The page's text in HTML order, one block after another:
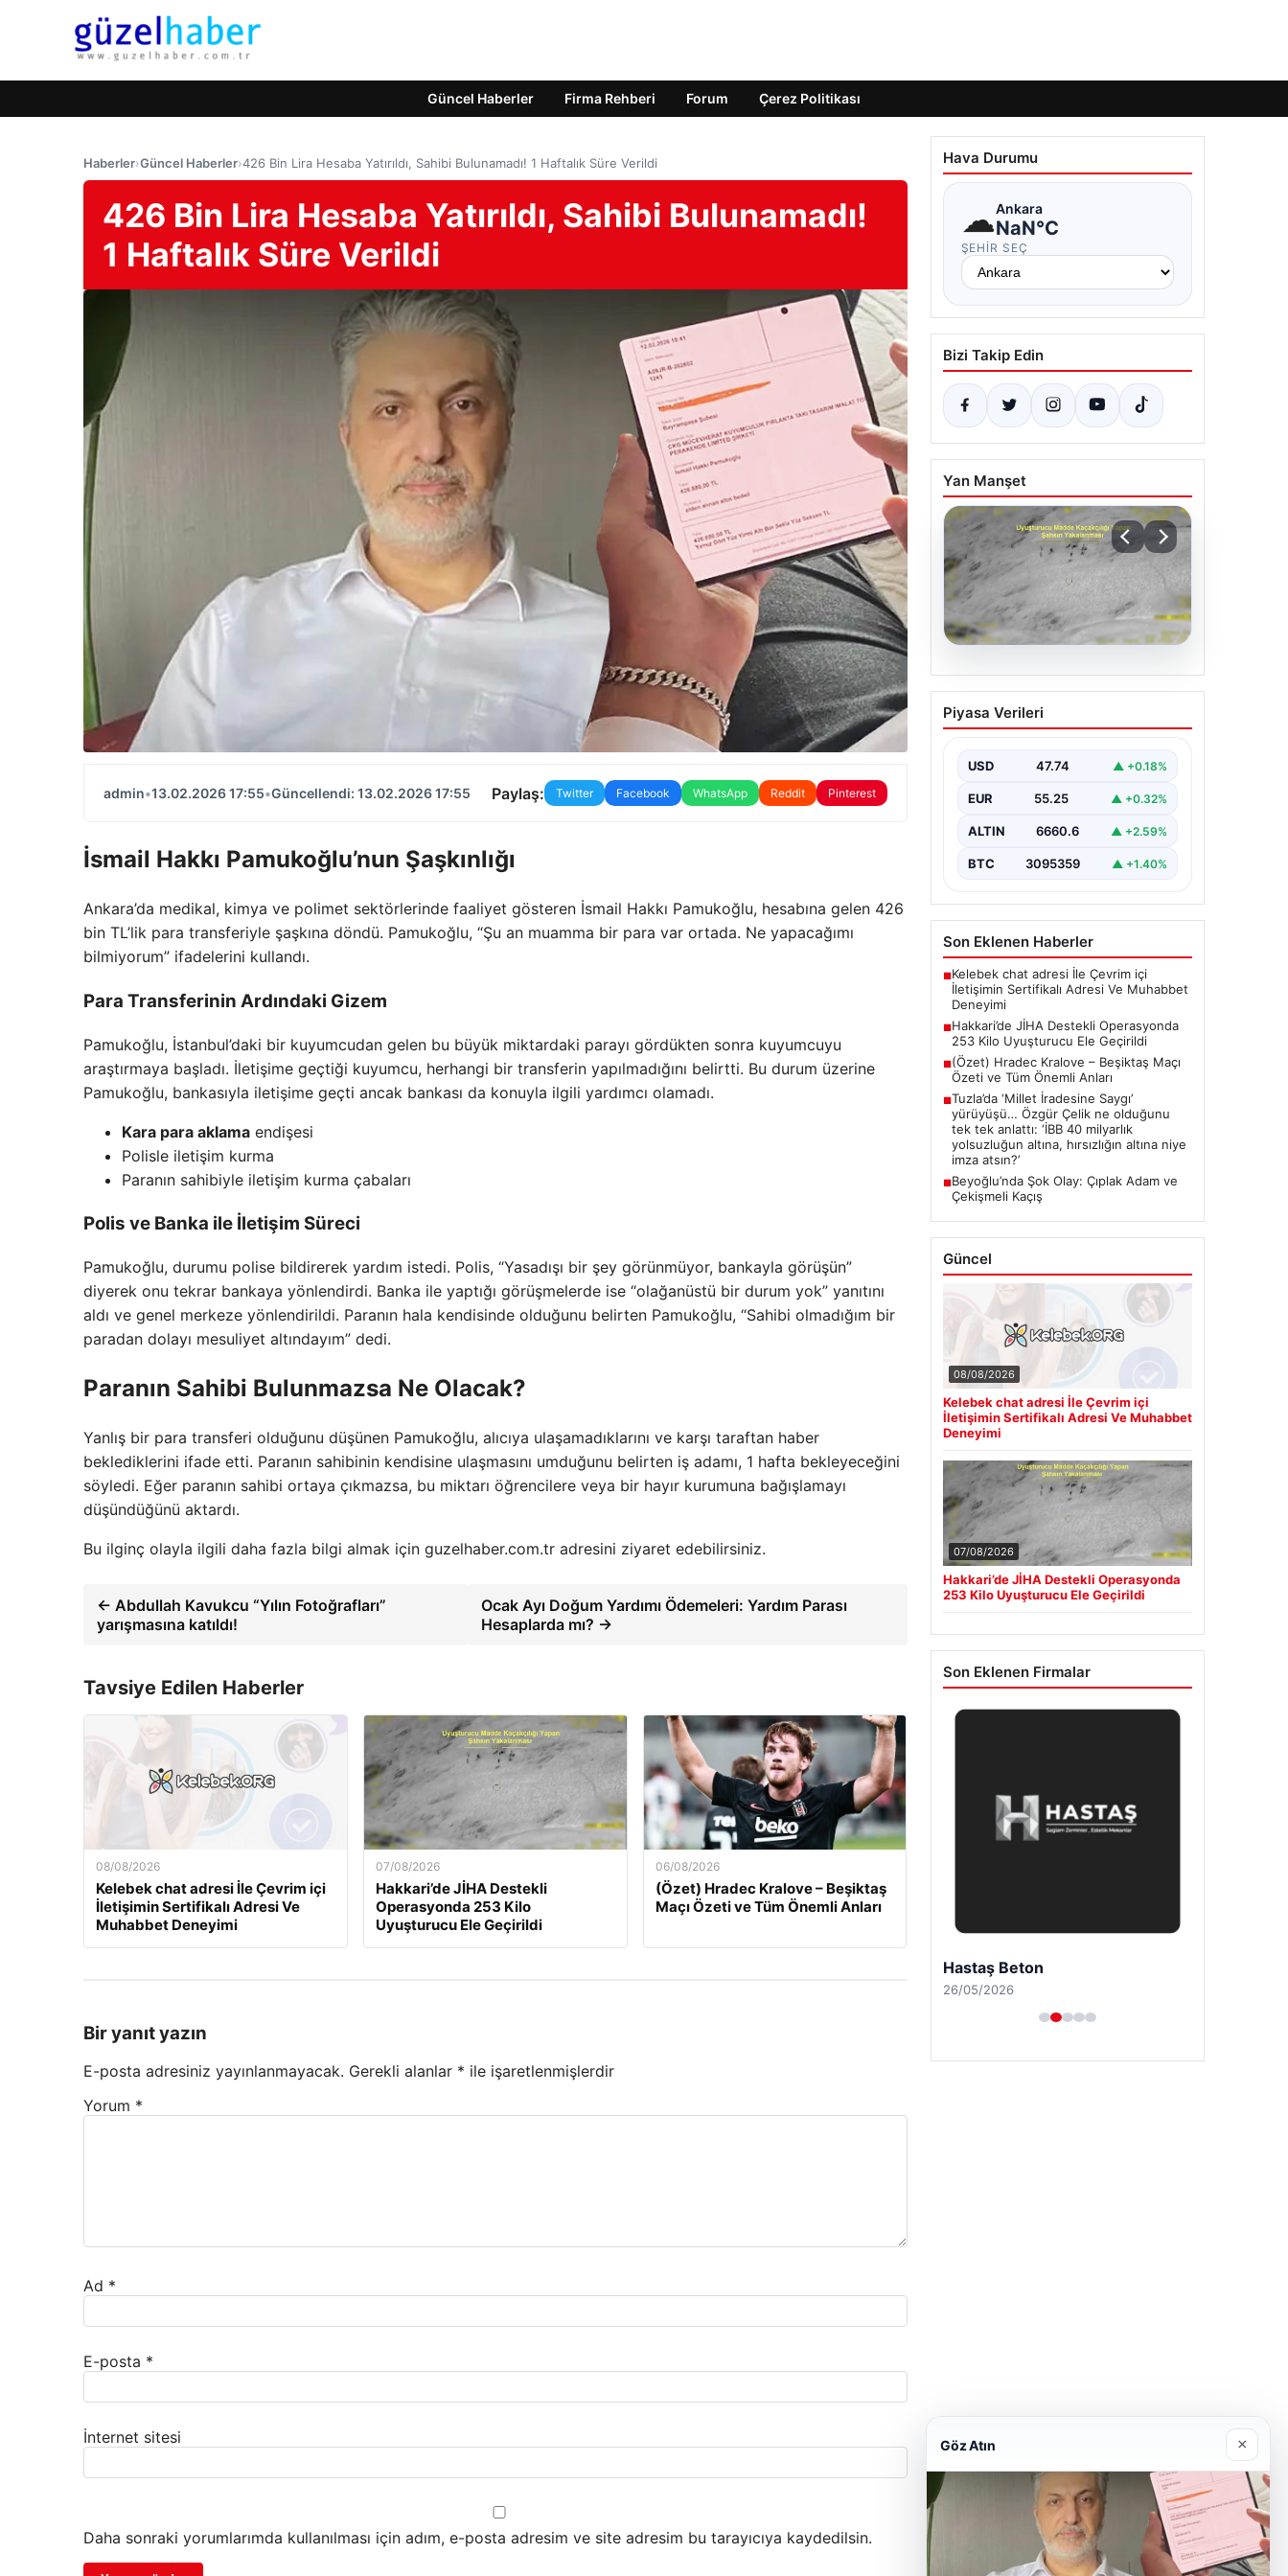
Güncel Haberler Firma Rehberi Forum Çerez Politikası
Haberler›Güncel Haberler›426 Bin Lira Hesaba Yatırıldı, Sahibi Bulunamadı! 1 Haftalık Süre Verildi
426 Bin Lira Hesaba Yatırıldı, Sahibi Bulunamadı!
1 Haftalık Süre Verildi
admin•13.02.2026 17:55•Güncellendi: 13.02.2026 17:55 Paylaş: Twitter Facebook WhatsApp Reddit Pinterest
İsmail Hakkı Pamukoğlu’nun Şaşkınlığı
Ankara’da medikal, kimya ve polimet sektörlerinde faaliyet gösteren İsmail Hakkı Pamukoğlu, hesabına gelen 426
bin TL’lik para transferiyle şaşkına döndü. Pamukoğlu, “Şu an muamma bir para var ortada. Ne yapacağımı
bilmiyorum” ifadelerini kullandı.
Para Transferinin Ardındaki Gizem
Pamukoğlu, İstanbul’daki bir kuyumcudan gelen bu büyük miktardaki parayı gördükten sonra kuyumcuyu
araştırmaya başladı. İletişime geçtiği kuyumcu, herhangi bir transferin yapılmadığını belirtti. Bu durum üzerine
Pamukoğlu, bankasıyla iletişime geçti ancak bankası da konuyla ilgili yardımcı olamadı.
Kara para aklama endişesi
Polisle iletişim kurma
Paranın sahibiyle iletişim kurma çabaları
Polis ve Banka ile İletişim Süreci
Pamukoğlu, durumu polise bildirerek yardım istedi. Polis, “Yasadışı bir şey görünmüyor, bankayla görüşün”
diyerek onu tekrar bankaya yönlendirdi. Banka ile yaptığı görüşmelerde ise “olağanüstü bir durum yok” yanıtını
aldı ve genel merkeze yönlendirildi. Paranın hala kendisinde olduğunu belirten Pamukoğlu, “Sahibi olmadığım bir
paradan dolayı mesuliyet altındayım” dedi.
Paranın Sahibi Bulunmazsa Ne Olacak?
Yanlış bir para transferi olduğunu düşünen Pamukoğlu, alıcıya ulaşamadıklarını ve karşı taraftan haber
beklediklerini ifade etti. Paranın sahibinin kendisine ulaşmasını umduğunu belirten iş adamı, 1 hafta bekleyeceğini
söyledi. Eğer paranın sahibi ortaya çıkmazsa, bu miktarı öğrencilere veya bir hayır kurumuna bağışlamayı
düşündüğünü aktardı.
Bu ilginç olayla ilgili daha fazla bilgi almak için guzelhaber.com.tr adresini ziyaret edebilirsiniz.
← Abdullah Kavukcu “Yılın Fotoğrafları”
yarışmasına katıldı!
Ocak Ayı Doğum Yardımı Ödemeleri: Yardım Parası
Hesaplarda mı? →
Tavsiye Edilen Haberler
08/08/2026
Kelebek chat adresi İle Çevrim içi
İletişimin Sertifikalı Adresi Ve
Muhabbet Deneyimi
07/08/2026
Hakkari’de JİHA Destekli
Operasyonda 253 Kilo
Uyuşturucu Ele Geçirildi
06/08/2026
(Özet) Hradec Kralove – Beşiktaş
Maçı Özeti ve Tüm Önemli Anları
Bir yanıt yazın
E-posta adresiniz yayınlanmayacak. Gerekli alanlar * ile işaretlenmişlerdir
Yorum *
Ad *
E-posta *
İnternet sitesi
Daha sonraki yorumlarımda kullanılması için adım, e-posta adresim ve site adresim bu tarayıcıya kaydedilsin.
Hava Durumu
☁Ankara
NaN°C
ŞEHIR SEÇ
Bizi Takip Edin
Yan Manşet
06.08.2026
(Özet) Hradec Kralove –
Beşiktaş Maçı Özeti ve
Piyasa Verileri
USD 47.74 ▲ +0.18%
EUR 55.25 ▲ +0.32%
ALTIN 6660.6 ▲ +2.59%
BTC 3095359 ▲ +1.40%
Son Eklenen Haberler
■Kelebek chat adresi İle Çevrim içi
İletişimin Sertifikalı Adresi Ve Muhabbet
Deneyimi
■Hakkari’de JİHA Destekli Operasyonda
253 Kilo Uyuşturucu Ele Geçirildi
■(Özet) Hradec Kralove – Beşiktaş Maçı
Özeti ve Tüm Önemli Anları
■Tuzla’da ‘Millet İradesine Saygı’
yürüyüşü… Özgür Çelik ne olduğunu
tek tek anlattı: ‘İBB 40 milyarlık
yolsuzluğun altına, hırsızlığın altına niye
imza atsın?’
■Beyoğlu’nda Şok Olay: Çıplak Adam ve
Çekişmeli Kaçış
Güncel
08/08/2026
Kelebek chat adresi İle Çevrim içi
İletişimin Sertifikalı Adresi Ve Muhabbet
Deneyimi
07/08/2026
Hakkari’de JİHA Destekli Operasyonda
253 Kilo Uyuşturucu Ele Geçirildi
Son Eklenen Firmalar
Hastaş Beton
26/05/2026
Göz Atın ×